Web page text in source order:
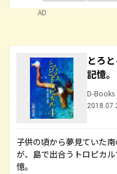
AD
とろ
記憶
D-Books
子供の頃から夢見ていた
が、島で出合うトロピカ
憶。